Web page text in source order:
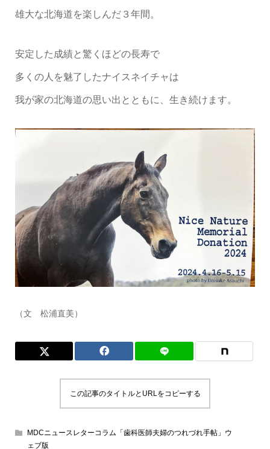
雄大な北海道を楽しんだ３年間。
安定した成績と驚くほどの長寿で
多くの人を魅了したナイスネイチャは
我が家の北海道の思い出とともに、生き続けます。
（文 松浦直美）
この記事のタイトルとURLをコピーする
MDCニュースレターコラム「歯科医師夫婦のつれづれ手帖」ウ
ェブ版